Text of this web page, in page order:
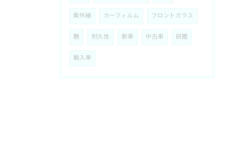
紫外線 カーフィルム フロントガラス
艶 耐久性 新車 中古車 研磨
輸入車